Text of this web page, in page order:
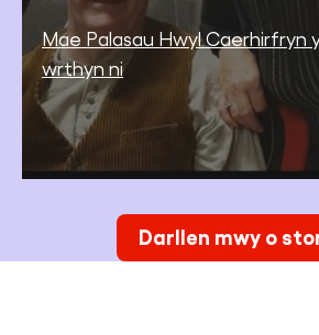
Mae Palasau Hwyl Caerhirfryn
wrthyn ni
Darllen mwy o